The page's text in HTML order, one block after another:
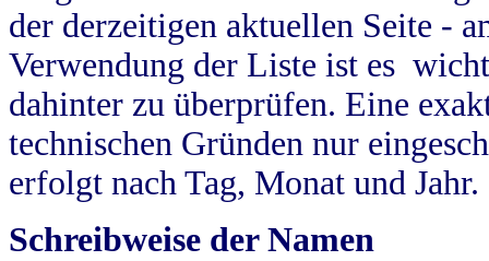
der derzeitigen aktuellen Seite -
Verwendung der Liste ist es
dahinter zu überprüfen. Eine
technischen Gründen nur
erfolgt nach Tag, Monat und Jahr.
Schreibweise der Namen